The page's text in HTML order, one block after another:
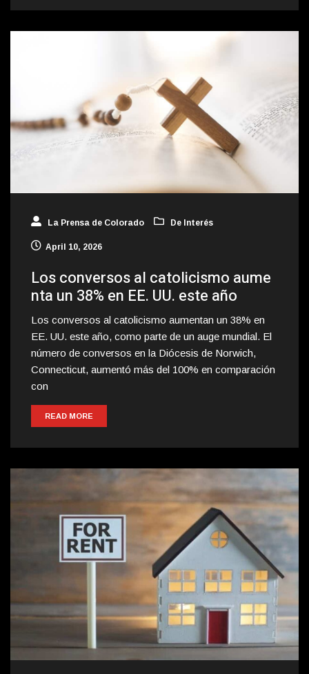
La Prensa de Colorado De Interés
April 10, 2026
Los conversos al catolicismo aume
nta un 38% en EE. UU. este año
Los conversos al catolicismo aumentan un 38% en
EE. UU. este año, como parte de un auge mundial. El
número de conversos en la Diócesis de Norwich,
Connecticut, aumentó más del 100% en comparación
con
READ MORE